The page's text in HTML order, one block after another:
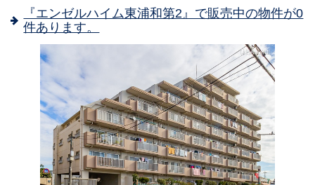
『エンゼルハイム東浦和第2』で販売中の物件が0
件あります。